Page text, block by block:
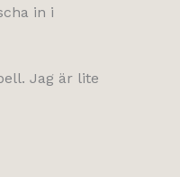
in i
Jag är lite